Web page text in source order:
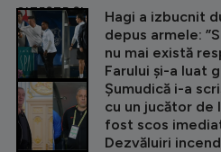
CITEȘTE ȘI
Hagi a izbucnit
depus armele:
nu mai există
Farului și-a luat
Șumudică i-a
cu un jucător de
fost scos
Dezvăluiri